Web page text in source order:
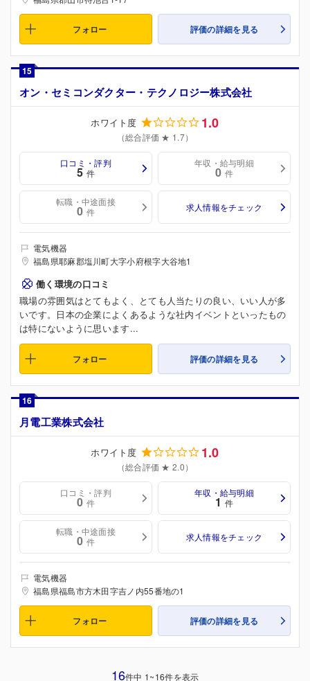
フォロー 評価の詳細を見る
15
オン・セミコンダクター・テクノロジー株式会社
ホワイト度 1.0
（総合評価 ★ 1.7）
口コミ・評判
5 件
年収・給与明細
0 件
転職・中途面接
0 件 求人情報をチェック
電気機器
福島県耶麻郡塩川町大字小府根字大谷地1
働く環境の口コミ
職場の雰囲気はとてもよく、とても人当たりの良い、いい人が多
いです。日本の企業によくあるような社内イベントといったもの
は特にないように思います...
フォロー 評価の詳細を見る
16
月電工業株式会社
ホワイト度 1.0
（総合評価 ★ 2.0）
口コミ・評判
0 件
年収・給与明細
1 件
転職・中途面接
0 件 求人情報をチェック
電気機器
福島県福島市方木田字吉ノ内55番地の1
フォロー 評価の詳細を見る
16件中 1~16件を表示